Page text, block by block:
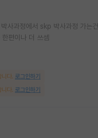
사과정에서 skp 박사과정 가는
편이나 더 쓰셈
다. 로그인하기
다. 로그인하기